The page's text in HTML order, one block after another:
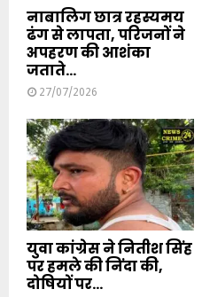
नाबालिग छात्र रहस्यमय
ढंग से लापता, परिजनों ने
अपहरण की आशंका
जताते...
27/07/2026
युवा कांग्रेस ने नितीश सिंह
पर हमले की निंदा की,
दोषियों पर...